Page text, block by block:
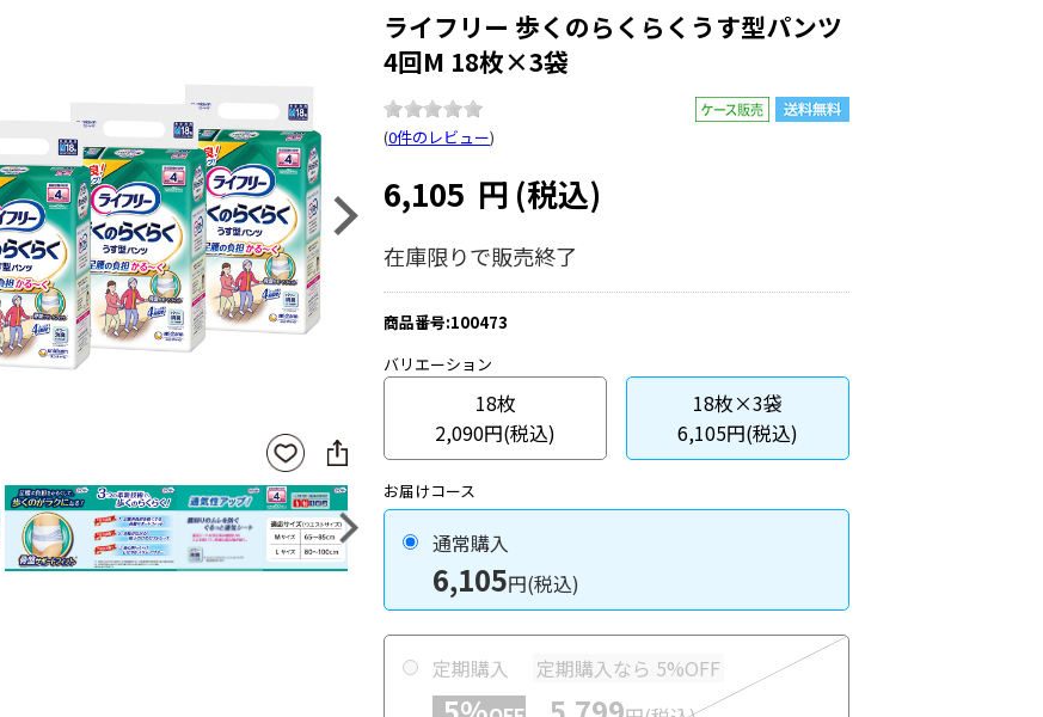
Next
お気
に入
りに
登録
SNS
に
シ
ェ
アNext
ライフリー 歩くのらくらくうす型パンツ
4回M 18枚×3袋
(0件のレビュー)
6,105 円 (税込)
在庫限りで販売終了
商品番号:100473
バリエーション
18枚
2,090円(税込)
18枚×3袋
6,105円(税込)
お届けコース
通常購入
6,105円(税込)
定期購入 定期購入なら 5%OFF